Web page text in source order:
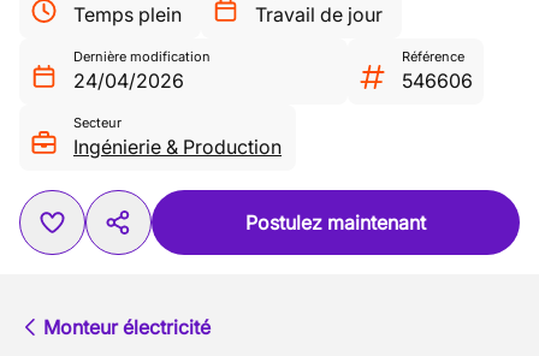
Temps plein Travail de jour
Dernière modification
24/04/2026
Référence
546606
Secteur
Ingénierie & Production
Postulez maintenant
Monteur électricité